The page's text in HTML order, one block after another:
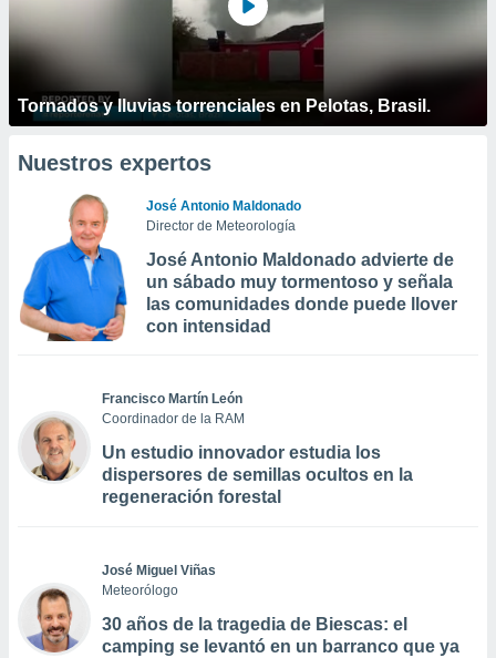
Tornados y lluvias torrenciales en Pelotas, Brasil.
Nuestros expertos
José Antonio Maldonado
Director de Meteorología
José Antonio Maldonado advierte de
un sábado muy tormentoso y señala
las comunidades donde puede llover
con intensidad
Francisco Martín León
Coordinador de la RAM
Un estudio innovador estudia los
dispersores de semillas ocultos en la
regeneración forestal
José Miguel Viñas
Meteorólogo
30 años de la tragedia de Biescas: el
camping se levantó en un barranco que ya